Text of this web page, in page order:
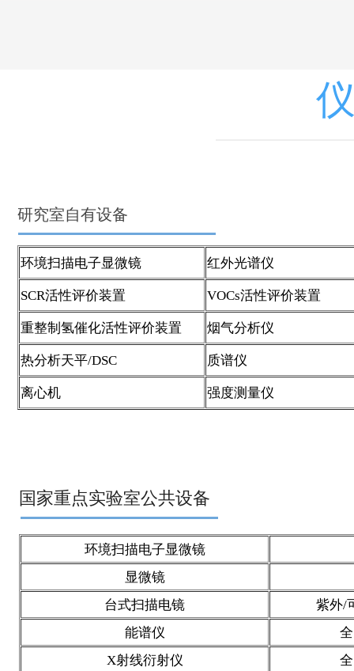
研究室自有设备
环境扫描电子显微镜 红外光谱仪
SCR活性评价装置 VOCs活性评价装置
重整制氢催化活性评价装置 烟气分析仪
热分析天平/DSC 质谱仪
离心机 强度测量仪
国家重点实验室公共设备
环境扫描电子显微镜
显微镜
台式扫描电镜
紫外/
能谱仪
X射线衍射仪